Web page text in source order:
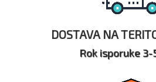
DOSTAVA NA
Rok isporuke 3-